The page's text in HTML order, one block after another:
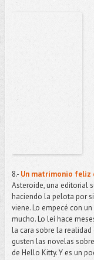
8.- Un matrimonio feliz
Asteroide, una editorial
haciendo la pelota por
viene. Lo empecé con
mucho. Lo leí hace
la cara sobre la
gusten las novelas
de Hello Kitty. Y es un